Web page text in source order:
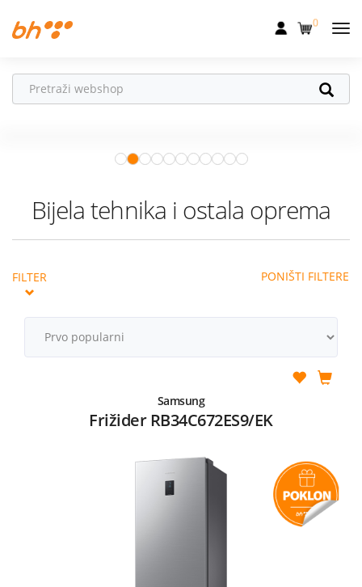
Fiksna
Uređaji
Akcije
Podrška
0
Ne propusti
od 04.08.–31.08. očekuju te
super pokloni!
Bijela tehnika i ostala oprema
FILTER PONIŠTI FILTERE
Samsung
Frižider RB34C672ES9/EK